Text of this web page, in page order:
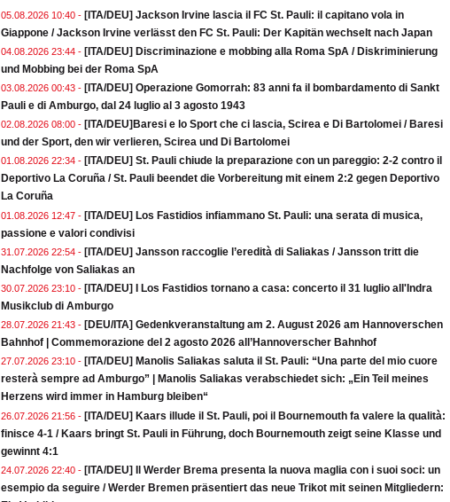
05.08.2026 10:40 - [ITA/DEU] Jackson Irvine lascia il FC St. Pauli: il capitano vola in
Giappone / Jackson Irvine verlässt den FC St. Pauli: Der Kapitän wechselt nach Japan
04.08.2026 23:44 - [ITA/DEU] Discriminazione e mobbing alla Roma SpA / Diskriminierung
und Mobbing bei der Roma SpA
03.08.2026 00:43 - [ITA/DEU] Operazione Gomorrah: 83 anni fa il bombardamento di Sankt
Pauli e di Amburgo, dal 24 luglio al 3 agosto 1943
02.08.2026 08:00 - [ITA/DEU]Baresi e lo Sport che ci lascia, Scirea e Di Bartolomei / Baresi
und der Sport, den wir verlieren, Scirea und Di Bartolomei
01.08.2026 22:34 - [ITA/DEU] St. Pauli chiude la preparazione con un pareggio: 2-2 contro il
Deportivo La Coruña / St. Pauli beendet die Vorbereitung mit einem 2:2 gegen Deportivo
La Coruña
01.08.2026 12:47 - [ITA/DEU] Los Fastidios infiammano St. Pauli: una serata di musica,
passione e valori condivisi
31.07.2026 22:54 - [ITA/DEU] Jansson raccoglie l’eredità di Saliakas / Jansson tritt die
Nachfolge von Saliakas an
30.07.2026 23:10 - [ITA/DEU] I Los Fastidios tornano a casa: concerto il 31 luglio all'Indra
Musikclub di Amburgo
28.07.2026 21:43 - [DEU/ITA] Gedenkveranstaltung am 2. August 2026 am Hannoverschen
Bahnhof | Commemorazione del 2 agosto 2026 all’Hannoverscher Bahnhof
27.07.2026 23:10 - [ITA/DEU] Manolis Saliakas saluta il St. Pauli: “Una parte del mio cuore
resterà sempre ad Amburgo” | Manolis Saliakas verabschiedet sich: „Ein Teil meines
Herzens wird immer in Hamburg bleiben“
26.07.2026 21:56 - [ITA/DEU] Kaars illude il St. Pauli, poi il Bournemouth fa valere la qualità:
finisce 4-1 / Kaars bringt St. Pauli in Führung, doch Bournemouth zeigt seine Klasse und
gewinnt 4:1
24.07.2026 22:40 - [ITA/DEU] Il Werder Brema presenta la nuova maglia con i suoi soci: un
esempio da seguire / Werder Bremen präsentiert das neue Trikot mit seinen Mitgliedern: